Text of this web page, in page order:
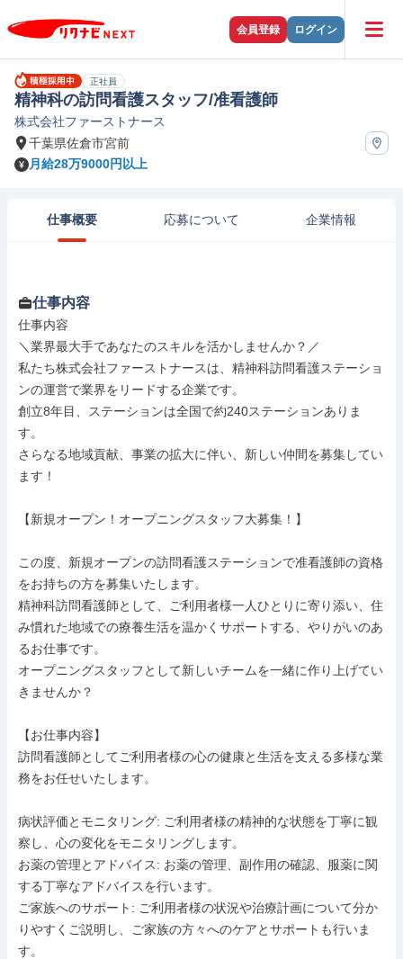
会員登録 ログイン
正社員
精神科の訪問看護スタッフ/准看護師
株式会社ファーストナース
千葉県佐倉市宮前
月給28万9000円以上
仕事概要 応募について 企業情報
仕事内容
仕事内容
＼業界最大手であなたのスキルを活かしませんか？／
私たち株式会社ファーストナースは、精神科訪問看護ステーショ
ンの運営で業界をリードする企業です。
創立8年目、ステーションは全国で約240ステーションありま
す。
さらなる地域貢献、事業の拡大に伴い、新しい仲間を募集してい
ます！
【新規オープン！オープニングスタッフ大募集！】
この度、新規オープンの訪問看護ステーションで准看護師の資格
をお持ちの方を募集いたします。
精神科訪問看護師として、ご利用者様一人ひとりに寄り添い、住
み慣れた地域での療養生活を温かくサポートする、やりがいのあ
るお仕事です。
オープニングスタッフとして新しいチームを一緒に作り上げてい
きませんか？
【お仕事内容】
訪問看護師としてご利用者様の心の健康と生活を支える多様な業
務をお任せいたします。
病状評価とモニタリング: ご利用者様の精神的な状態を丁寧に観
察し、心の変化をモニタリングします。
お薬の管理とアドバイス: お薬の管理、副作用の確認、服薬に関
する丁寧なアドバイスを行います。
ご家族へのサポート: ご利用者様の状況や治療計画について分か
りやすくご説明し、ご家族の方々へのケアとサポートも行いま
す。